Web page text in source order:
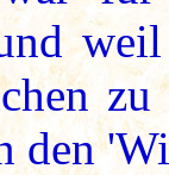
den